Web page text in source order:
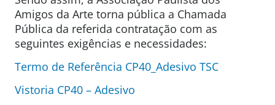
Amigos da Arte torna pública a Chamada
Pública da referida contratação com as
seguintes exigências e necessidades:
Termo de Referência CP40_Adesivo TSC
Vistoria CP40 – Adesivo